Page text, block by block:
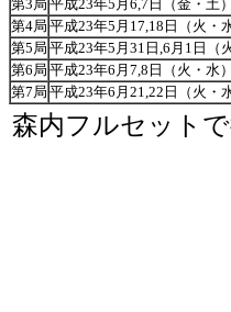
第3局 平成23年5月6,7日（金・土）
第4局 平成23年5月17,18日（火・水
第5局 平成23年5月31日,6月1日（
第6局 平成23年6月7,8日（火・水）
第7局 平成23年6月21,22日（火・水
森内フルセット